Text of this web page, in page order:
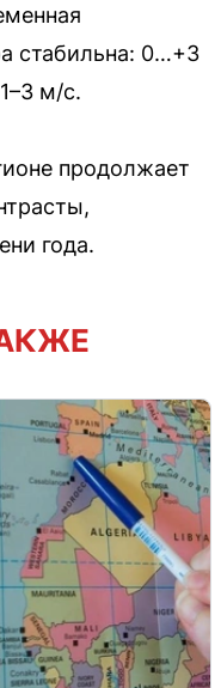
стабильна: 0…+3
м/с.
продолжает
года.